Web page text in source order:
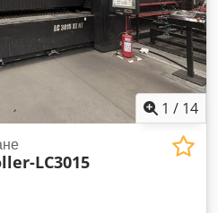
1 / 14
LC3015